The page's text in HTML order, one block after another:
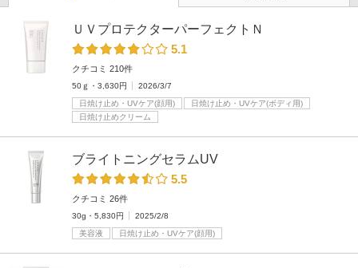
ＵＶプロテクターパーフェクトＮ
5.1
クチコミ 210件
50ｇ・3,630円
2026/3/7
日焼け止め・UVケア(顔用)
日焼け止め・UVケア(ボディ用)
日焼け止めクリーム
ブライトニングセラムUV
5.5
クチコミ 26件
30g・5,830円
2025/2/8
美容液
日焼け止め・UVケア(顔用)